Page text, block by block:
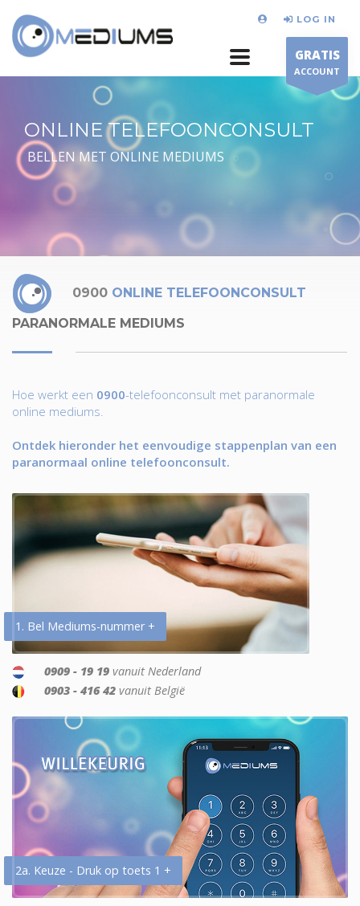
LOG IN
GRATIS
ACCOUNT
ONLINE TELEFOONCONSULT
BELLEN MET ONLINE MEDIUMS
0900 ONLINE TELEFOONCONSULT
PARANORMALE MEDIUMS
Hoe werkt een 0900-telefoonconsult met paranormale
online mediums.
Ontdek hieronder het eenvoudige stappenplan van een
paranormaal online telefoonconsult.
1. Bel Mediums-nummer +
0909 - 19 19 vanuit Nederland
0903 - 416 42 vanuit België
2a. Keuze - Druk op toets 1 +